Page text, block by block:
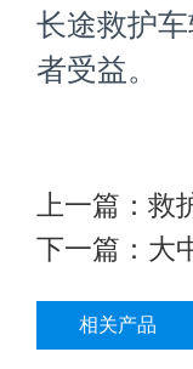
长途救护
者受益。
上一篇： 救
下一篇： 大
相关产品